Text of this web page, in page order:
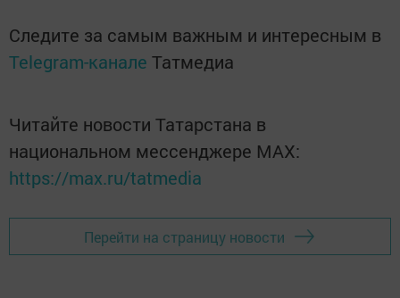
Следите за самым важным и интересным в
Telegram-канале Татмедиа
Читайте новости Татарстана в
национальном мессенджере MАХ:
https://max.ru/tatmedia
Перейти на страницу новости